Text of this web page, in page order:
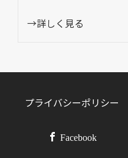
→詳しく見る
プライバシーポリシー
Facebook